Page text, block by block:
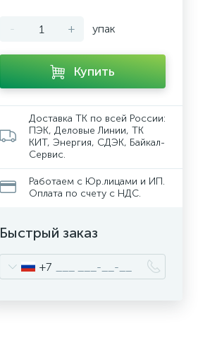
- + упак
Купить
Доставка ТК по всей России:
ПЭК, Деловые Линии, ТК
КИТ, Энергия, СДЭК, Байкал-
Сервис.
Работаем с Юр.лицами и ИП.
Оплата по счету с НДС.
Быстрый заказ
+7